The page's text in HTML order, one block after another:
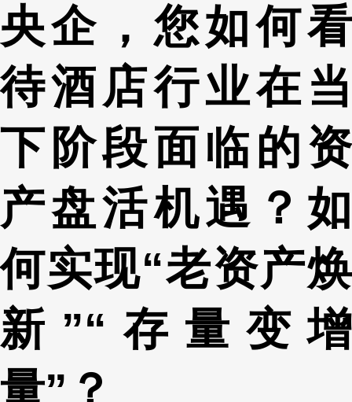
央企，您如何看
待酒店行业在当
下阶段面临的资
产盘活机遇？如
何实现“老资产焕
新”“存量变增
量”？